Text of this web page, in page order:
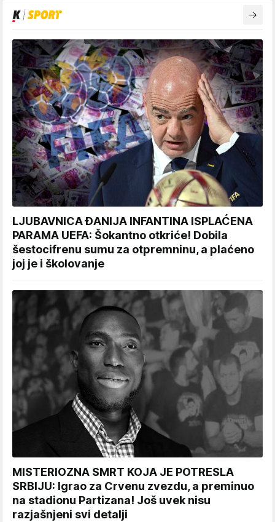
LJUBAVNICA ĐANIJA INFANTINA ISPLAĆENA
PARAMA UEFA: Šokantno otkriće! Dobila
šestocifrenu sumu za otpremninu, a plaćeno
joj je i školovanje
MISTERIOZNA SMRT KOJA JE POTRESLA
SRBIJU: Igrao za Crvenu zvezdu, a preminuo
na stadionu Partizana! Još uvek nisu
razjašnjeni svi detalji